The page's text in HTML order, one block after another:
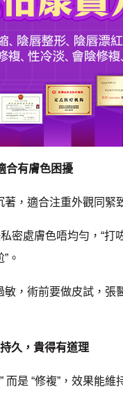
合有膚色困擾
適合注重外觀同緊
處膚色唔均勻，“打
。
術前要做皮試，張
久，貴得有道理
是 “修複”，效果能維